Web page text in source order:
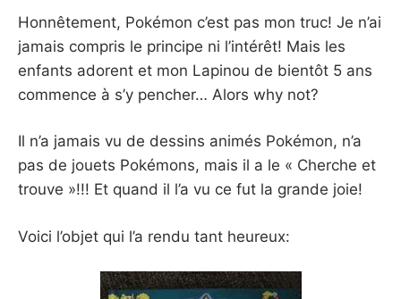
Honnêtement, Pokémon c’est pas mon truc! Je n’ai
jamais compris le principe ni l’intérêt! Mais les
enfants adorent et mon Lapinou de bientôt 5 ans
commence à s’y pencher… Alors why not?
Il n’a jamais vu de dessins animés Pokémon, n’a
pas de jouets Pokémons, mais il a le « Cherche et
trouve »!!! Et quand il l’a vu ce fut la grande joie!
Voici l’objet qui l’a rendu tant heureux: